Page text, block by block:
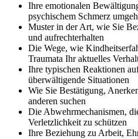
Ihre emotionalen
psychischem Schmerz
Muster in der Art, wie Sie
und aufrechterhalten
Die Wege, wie
Traumata Ihr aktuelles
Ihre typischen Reaktionen
überwältigende Situationen
Wie Sie Bestätigung,
anderen suchen
Die Abwehrmechanismen,
Verletzlichkeit zu schützen
Ihre Beziehung zu Arbeit,